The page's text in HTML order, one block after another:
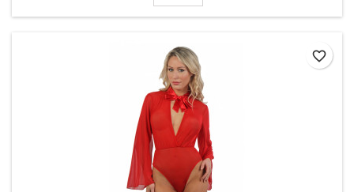
favorite_border